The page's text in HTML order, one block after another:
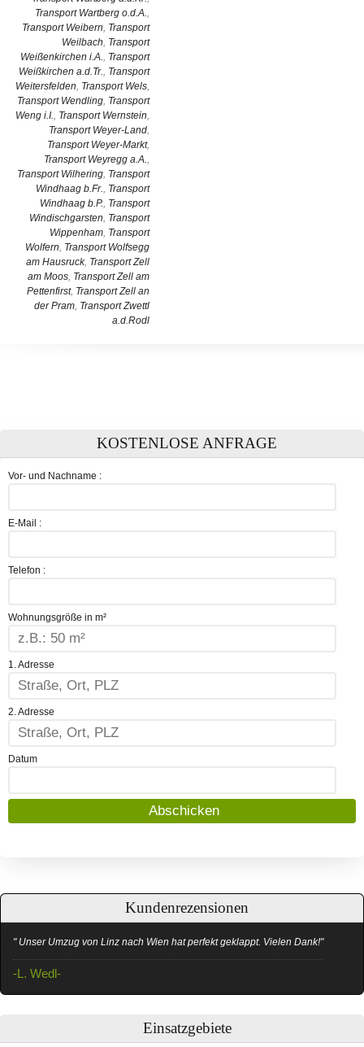
Transport Wartberg o.d.A.,
Transport Weibern, Transport
Weilbach, Transport
Weißenkirchen i.A., Transport
Weißkirchen a.d.Tr., Transport
Weitersfelden, Transport Wels,
Transport Wendling, Transport
Weng i.I., Transport Wernstein,
Transport Weyer-Land,
Transport Weyer-Markt,
Transport Weyregg a.A.,
Transport Wilhering, Transport
Windhaag b.Fr., Transport
Windhaag b.P., Transport
Windischgarsten, Transport
Wippenham, Transport
Wolfern, Transport Wolfsegg
am Hausruck, Transport Zell
am Moos, Transport Zell am
Pettenfirst, Transport Zell an
der Pram, Transport Zwettl
a.d.Rodl
KOSTENLOSE ANFRAGE
Vor- und Nachname :
E-Mail :
Telefon :
Wohnungsgröße in m²
1. Adresse
2. Adresse
Datum
Kundenrezensionen
" Unser Umzug von Linz nach Wien hat perfekt geklappt. Vielen Dank!"
-L. Wedl-
Einsatzgebiete